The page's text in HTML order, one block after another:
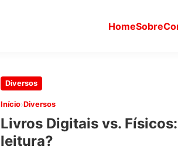
HomeSobre
Diversos
Início›Diversos
Livros Digitais vs.
leitura?